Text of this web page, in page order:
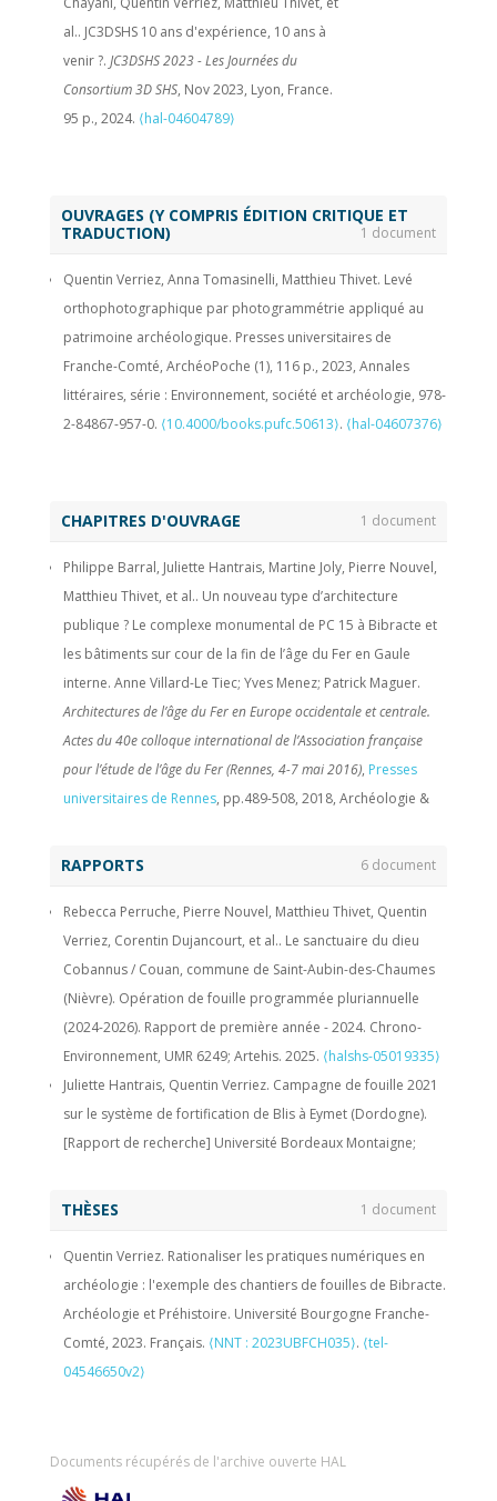
Dijon, Nov 2024, Belfort, Besançon et Dijon,
France.⟨hal-04974779⟩
Quentin Verriez, Matthieu Thivet, Anna
Tomasinelli. Un guide de bonne pratique
pour la photogrammétrie en archéologie.
04480772v2⟩
al.. JC3DSHS 10 ans d'expérience, 10 ans à
venir ?. JC3DSHS 2023 - Les Journées du
Consortium 3D SHS, Nov 2023, Lyon, France.
95 p., 2024. ⟨hal-04604789⟩
OUVRAGES (Y COMPRIS ÉDITION CRITIQUE ET
TRADUCTION)
1 document
Quentin Verriez, Anna Tomasinelli, Matthieu Thivet. Levé
orthophotographique par photogrammétrie appliqué au
patrimoine archéologique. Presses universitaires de
Franche-Comté, ArchéoPoche (1), 116 p., 2023, Annales
littéraires, série : Environnement, société et archéologie, 978-
2-84867-957-0. ⟨10.4000/books.pufc.50613⟩. ⟨hal-04607376⟩
CHAPITRES D'OUVRAGE 1 document
Philippe Barral, Juliette Hantrais, Martine Joly, Pierre Nouvel,
Matthieu Thivet, et al.. Un nouveau type d’architecture
publique ? Le complexe monumental de PC 15 à Bibracte et
les bâtiments sur cour de la fin de l’âge du Fer en Gaule
interne. Anne Villard-Le Tiec; Yves Menez; Patrick Maguer.
Architectures de l’âge du Fer en Europe occidentale et centrale.
Actes du 40e colloque international de l’Association française
pour l’étude de l’âge du Fer (Rennes, 4-7 mai 2016), Presses
universitaires de Rennes, pp.489-508, 2018, Archéologie &
RAPPORTS 6 document
Rebecca Perruche, Pierre Nouvel, Matthieu Thivet, Quentin
Verriez, Corentin Dujancourt, et al.. Le sanctuaire du dieu
Cobannus / Couan, commune de Saint-Aubin-des-Chaumes
(Nièvre). Opération de fouille programmée pluriannuelle
(2024-2026). Rapport de première année - 2024. Chrono-
Environnement, UMR 6249; Artehis. 2025. ⟨halshs-05019335⟩
Juliette Hantrais, Quentin Verriez. Campagne de fouille 2021
sur le système de fortification de Blis à Eymet (Dordogne).
[Rapport de recherche] Université Bordeaux Montaigne;
Bourgogne (UB); ArTeHiS (UMR 6298). 2022, pp.147.
Émilie Dubreucq, Matthieu Thivet, David Bardel, Philippe
Barral, Marion Berranger, et al.. PCR La confluence Saône-
Doubs à l'âge du Fer (Vie s. av. J.-C. au Ier siècle de notre ère).
[Rapport de recherche] Vol. 2, UMR 6249 Chrono-
environnement; UMR 5608 TRACES; Université de Franche-
Barral, Marion Berranger, et al.. PCR La confluence Saône-
Doubs à l'âge du Fer (Vie s. av. J.-C. au Ier siècle de notre ère).
THÈSES 1 document
Quentin Verriez. Rationaliser les pratiques numériques en
archéologie : l'exemple des chantiers de fouilles de Bibracte.
Archéologie et Préhistoire. Université Bourgogne Franche-
Comté, 2023. Français. ⟨NNT : 2023UBFCH035⟩. ⟨tel-
04546650v2⟩
Documents récupérés de l'archive ouverte HAL